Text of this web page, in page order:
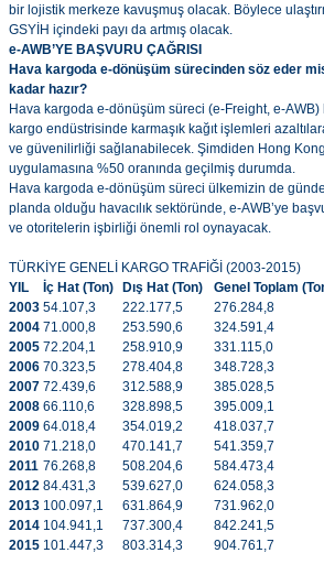
bir lojistik merkeze kavuşmuş olacak. Böylece
GSYİH içindeki payı da artmış olacak.
e-AWB’YE BAŞVURU ÇAĞRISI
Hava kargoda e-dönüşüm sürecinden söz eder
kadar hazır?
Hava kargoda e-dönüşüm süreci (e-Freight, e-
kargo endüstrisinde karmaşık kağıt işlemleri
ve güvenilirliği sağlanabilecek. Şimdiden Hong
uygulamasına %50 oranında geçilmiş durumda.
Hava kargoda e-dönüşüm süreci ülkemizin de
planda olduğu havacılık sektöründe, e-AWB’ye
ve otoritelerin işbirliği önemli rol oynayacak.
TÜRKİYE GENELİ KARGO TRAFİĞİ (2003-2015)
YIL
İç Hat (Ton) Dış Hat (Ton)
Genel Toplam
2003 54.107,3 222.177,5
276.284,8
2004 71.000,8 253.590,6
324.591,4
2005 72.204,1 258.910,9
331.115,0
2006 70.323,5 278.404,8
348.728,3
2007 72.439,6 312.588,9
385.028,5
2008 66.110,6 328.898,5
395.009,1
2009 64.018,4 354.019,2
418.037,7
2010 71.218,0 470.141,7
541.359,7
2011 76.268,8 508.204,6
584.473,4
2012 84.431,3 539.627,0
624.058,3
2013 100.097,1 631.864,9
731.962,0
2014 104.941,1 737.300,4
842.241,5
2015 101.447,3 803.314,3 904.761,7